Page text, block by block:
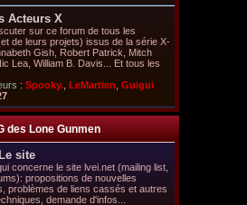
Acteurs X
sur ce forum de tous les
de leurs projets) issus de la série X-
Gish, Robert Patrick, Mitch
Lea, William B. Davis... Et tous les
: Spooky. LeMartien Guigui
des Lone Gunmen
site
concerne le site lvei.net (mailing list,
propositions de nouvelles
problèmes de liens cassés et autres
demande d'infos...